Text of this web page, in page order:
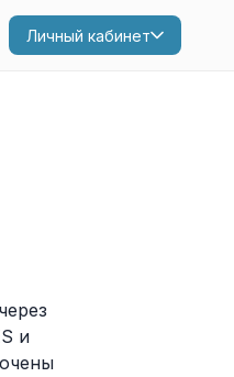
Личный кабинет
и